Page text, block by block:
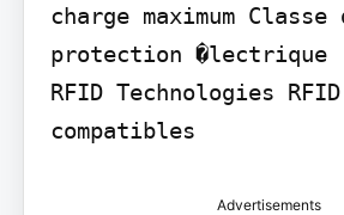
charge maximum Classe
protection �lectrique
RFID Technologies RFID
compatibles
Advertisements